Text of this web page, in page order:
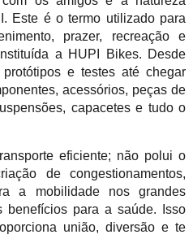
Este é o termo utilizado para
prazer, recreação e
a HUPI Bikes. Desde
e testes até chegar
acessórios, peças de
capacetes e tudo o
eficiente; não polui o
de congestionamentos,
a mobilidade nos grandes
benefícios para a saúde. Isso
união, diversão e te